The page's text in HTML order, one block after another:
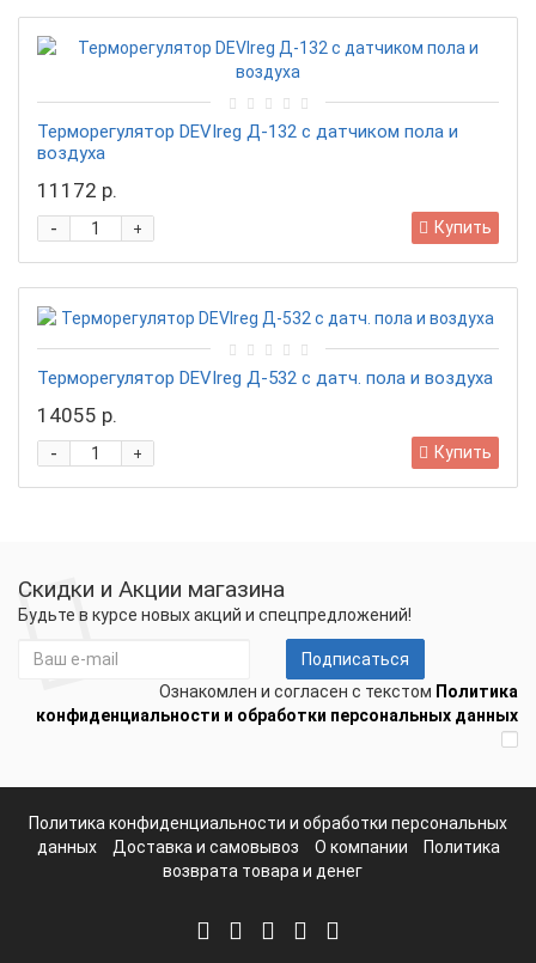
Терморегулятор DEVIreg Д-132 с датчиком пола и
воздуха
11172 р.
+
- Купить
Терморегулятор DEVIreg Д-532 с датч. пола и воздуха
14055 р.
+
- Купить
Скидки и Акции магазина
Будьте в курсе новых акций и спецпредложений!
Подписаться
Ознакомлен и согласен с текстом Политика
конфиденциальности и обработки персональных данных
Политика конфиденциальности и обработки персональных
данных
Доставка и самовывоз О компании
Политика
возврата товара и денег